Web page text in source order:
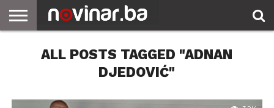
ALL POSTS TAGGED "ADNAN
DJEDOVIĆ"